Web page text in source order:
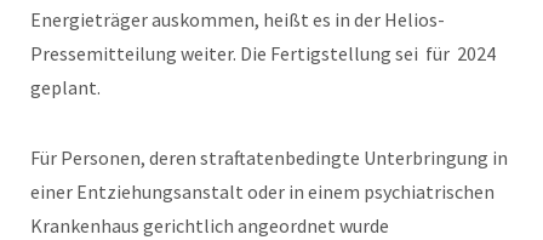
Energieträger auskommen, heißt es in der Helios-
Pressemitteilung weiter. Die Fertigstellung sei für 2024
geplant.
Für Personen, deren straftatenbedingte Unterbringung in
einer Entziehungsanstalt oder in einem psychiatrischen
Krankenhaus gerichtlich angeordnet wurde